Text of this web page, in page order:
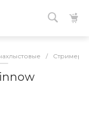
/ Стримеры